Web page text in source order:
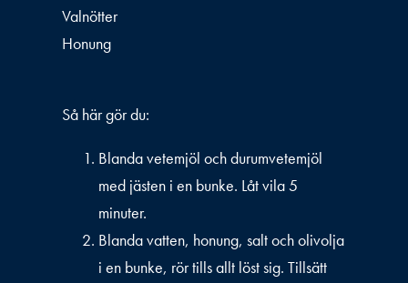
Valnötter
Honung
Så här gör du:
Blanda vetemjöl och durumvetemjöl
med jästen i en bunke. Låt vila 5
minuter.
Blanda vatten, honung, salt och olivolja
i en bunke, rör tills allt löst sig. Tillsätt